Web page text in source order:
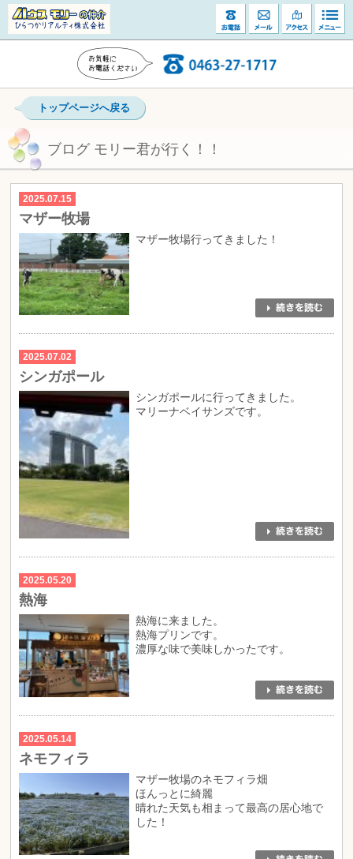
トップページへ戻る
ブログ モリー君が行く！！
2025.07.15
マザー牧場
マザー牧場行ってきました！
2025.07.02
シンガポール
シンガポールに行ってきました。
マリーナベイサンズです。
2025.05.20
熱海
熱海に来ました。
熱海プリンです。
濃厚な味で美味しかったです。
2025.05.14
ネモフィラ
マザー牧場のネモフィラ畑
ほんっとに綺麗
晴れた天気も相まって最高の居心地で
した！